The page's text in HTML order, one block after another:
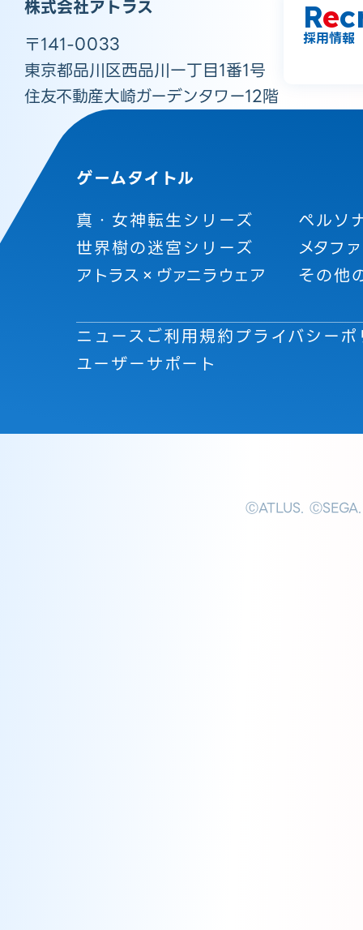
株式会社アトラス
〒141-0033
東京都品川区西品川一丁目1番1号
住友不動産大崎ガーデンタワー12階
Re
採用情報
ゲームタイトル
真・女神転生シリーズ
ペルソ
世界樹の迷宮シリーズ
メタフ
アトラス×ヴァニラウェア
その他
ニュースご利用規約プライバシー
ユーザーサポート
ⒸATLUS. ⒸSEGA.